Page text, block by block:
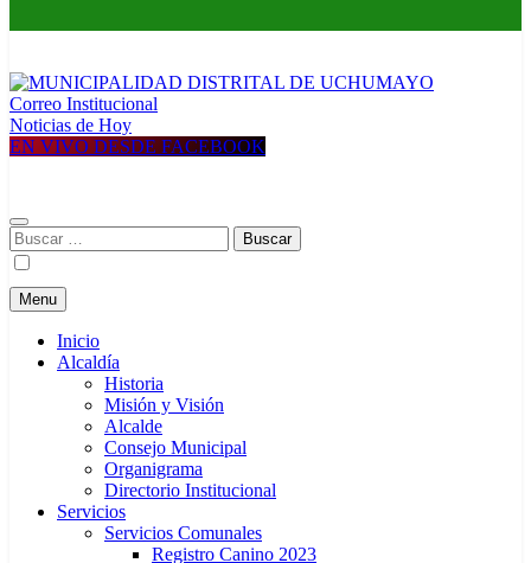
MUNICIPALIDAD DISTRITAL DE UCHUMAYO
Construyendo una nueva Historia
Correo Institucional
Noticias de Hoy
EN VIVO DESDE FACEBOOK
Buscar:
Menu
Inicio
Alcaldía
Historia
Misión y Visión
Alcalde
Consejo Municipal
Organigrama
Directorio Institucional
Servicios
Servicios Comunales
Registro Canino 2023